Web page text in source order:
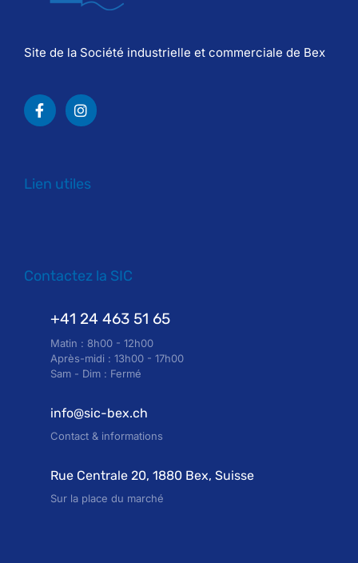
Site de la Société industrielle et commerciale de Bex
Lien utiles
Contactez la SIC
+41 24 463 51 65
Matin : 8h00 - 12h00
Après-midi : 13h00 - 17h00
Sam - Dim : Fermé
info@sic-bex.ch
Contact & informations
Rue Centrale 20, 1880 Bex, Suisse
Sur la place du marché